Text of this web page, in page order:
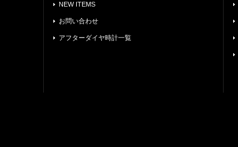
NEW ITEMS
お問い合わせ
アフターダイヤ時計一覧